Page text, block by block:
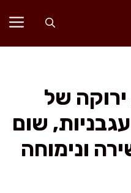
של
שום
ונימוחה